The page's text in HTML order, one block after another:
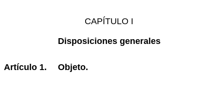
CAPÍTULO I
Disposiciones generales
Artículo 1. Objeto.